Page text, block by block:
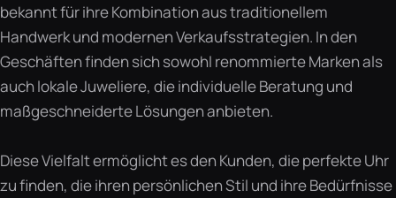
bekannt für ihre Kombination aus traditionellem
Handwerk und modernen Verkaufsstrategien. In den
Geschäften finden sich sowohl renommierte Marken als
auch lokale Juweliere, die individuelle Beratung und
maßgeschneiderte Lösungen anbieten.
Diese Vielfalt ermöglicht es den Kunden, die perfekte Uhr
zu finden, die ihren persönlichen Stil und ihre Bedürfnisse